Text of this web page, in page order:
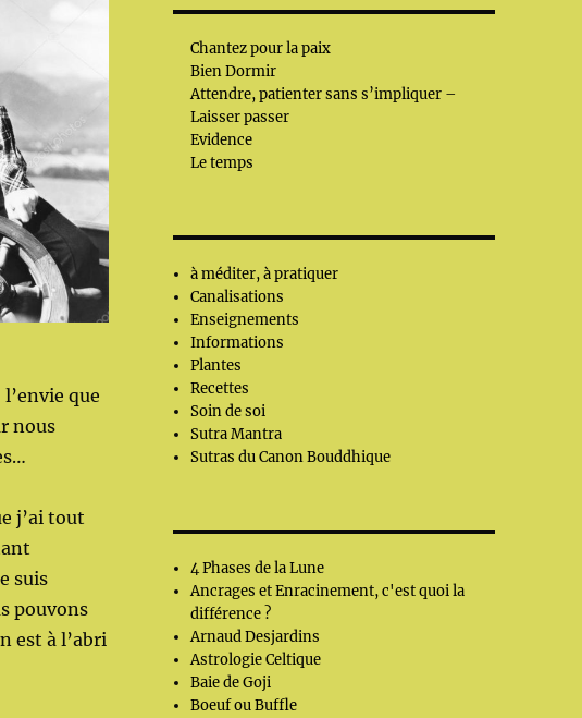
que
nous
j’ai tout
suis
pouvons
est à l’abri
Chantez pour la paix
Bien Dormir
Attendre, patienter sans s’impliquer –
Laisser passer
Evidence
Le temps
à méditer, à pratiquer
Canalisations
Enseignements
Informations
Plantes
Recettes
Soin de soi
Sutra Mantra
Sutras du Canon Bouddhique
4 Phases de la Lune
Ancrages et Enracinement, c'est quoi la
différence ?
Arnaud Desjardins
Astrologie Celtique
Baie de Goji
Boeuf ou Buffle